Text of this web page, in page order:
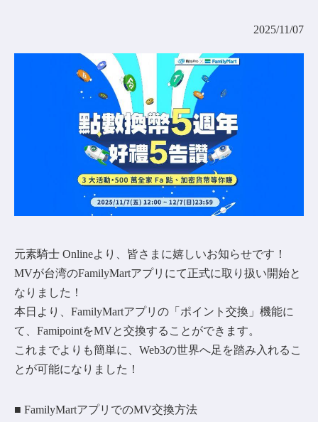
2025/11/07
元素騎士 Onlineより、皆さまに嬉しいお知らせです！
MVが台湾のFamilyMartアプリにて正式に取り扱い開始と
なりました！
本日より、FamilyMartアプリの「ポイント交換」機能に
て、FamipointをMVと交換することができます。
これまでよりも簡単に、Web3の世界へ足を踏み入れるこ
とが可能になりました！
■ FamilyMartアプリでのMV交換方法